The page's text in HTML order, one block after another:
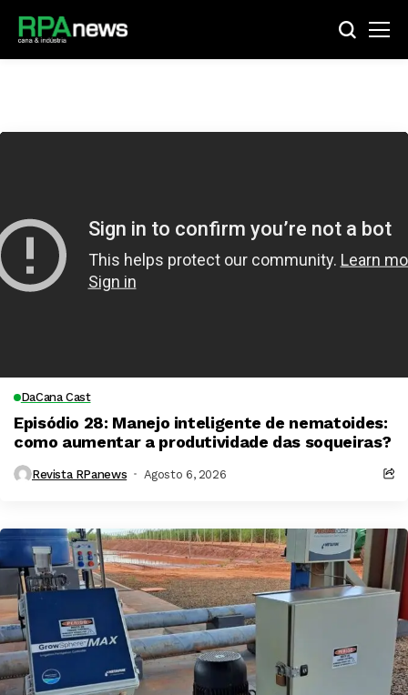
DaCana Cast
Episódio 28: Manejo inteligente de nematoides:
como aumentar a produtividade das soqueiras?
Revista RPanews Agosto 6, 2026